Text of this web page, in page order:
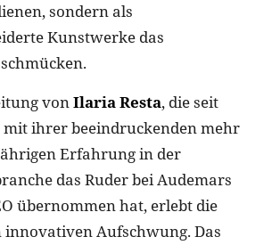
sondern als
Kunstwerke das
vonIlaria Resta, die seit
mit ihrer beeindruckenden mehr
Erfahrung in der
das Ruder bei Audemars
übernommen hat, erlebt die
Aufschwung. Das